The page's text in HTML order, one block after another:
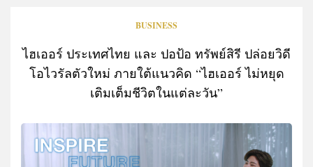
BUSINESS
ไฮเออร์ ประเทศไทย และ ปอป้อ ทรัพย์สิรี ปล่อยวิดี
โอไวรัลตัวใหม่ ภายใต้แนวคิด “ไฮเออร์ ไม่หยุด
เติมเต็มชีวิตในแต่ละวัน”